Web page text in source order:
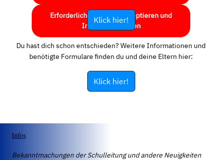
Erforderlichen Service akzeptieren und
Inhalte entsperren
Klick hier!
Du hast dich schon entschieden? Weitere Informationen und
benötigte Formulare finden du und deine Eltern hier:
Klick hier!
Infos
Bekanntmachungen der Schulleitung und andere Neuigkeiten